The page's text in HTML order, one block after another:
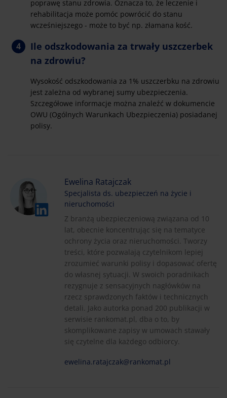
poprawę stanu zdrowia. Oznacza to, że leczenie i
rehabilitacja może pomóc powrócić do stanu
wcześniejszego - może to być np. złamana kość.
Ile odszkodowania za trwały uszczerbek
na zdrowiu?
Wysokość odszkodowania za 1% uszczerbku na zdrowiu
jest zależna od wybranej sumy ubezpieczenia.
Szczegółowe informacje można znaleźć w dokumencie
OWU (Ogólnych Warunkach Ubezpieczenia) posiadanej
polisy.
Ewelina Ratajczak
Specjalista ds. ubezpieczeń na życie i
nieruchomości
Z branżą ubezpieczeniową związana od 10
lat, obecnie koncentrując się na tematyce
ochrony życia oraz nieruchomości. Tworzy
treści, które pozwalają czytelnikom lepiej
zrozumieć warunki polisy i dopasować ofertę
do własnej sytuacji. W swoich poradnikach
rezygnuje z sensacyjnych nagłówków na
rzecz sprawdzonych faktów i technicznych
detali. Jako autorka ponad 200 publikacji w
serwisie rankomat.pl, dba o to, by
skomplikowane zapisy w umowach stawały
się czytelne dla każdego odbiorcy.
ewelina.ratajczak@rankomat.pl